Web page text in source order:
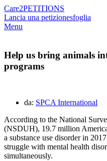
Care2PETITIONS
Lancia una petizionesfoglia
Menu
Help us bring animals
programs
da: SPCA International
According to the National
(NSDUH), 19.7 million
a substance use disorder in
struggle with mental health
simultaneously.